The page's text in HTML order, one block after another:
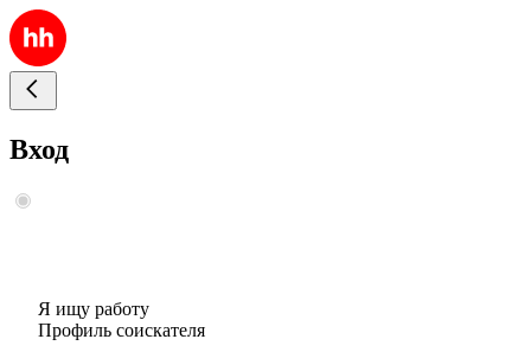
Вход
Я ищу работу
Профиль соискателя